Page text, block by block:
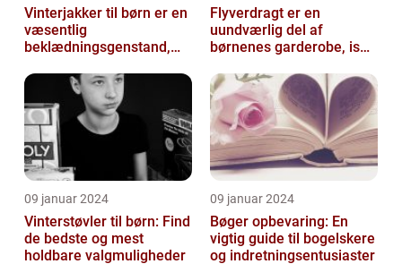
Vinterjakker til børn er en
væsentlig
beklædningsgenstand,
rolle i at holde...
Flyverdragt er en
uundværlig del af
børnenes garderobe, især
udendørsaktiviteter ...
09 januar 2024
Vinterstøvler til børn: Find
de bedste og mest
holdbare valgmuligheder
09 januar 2024
Bøger opbevaring: En
vigtig guide til bogelskere
og indretningsentusiaster